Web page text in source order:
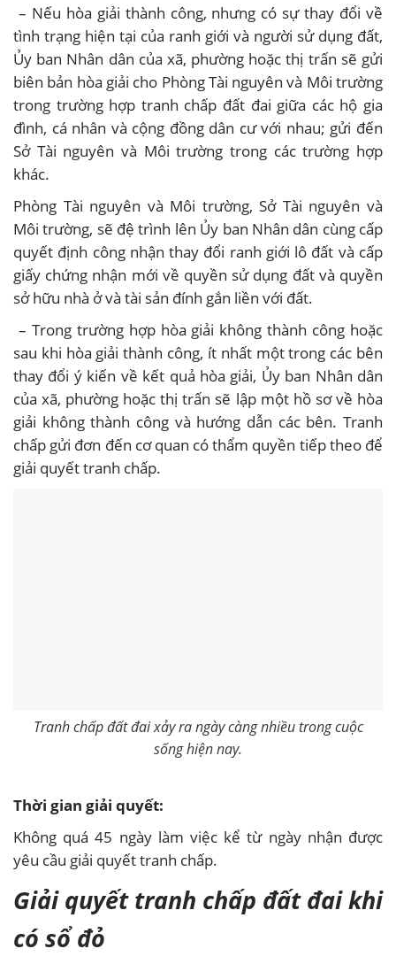
– Nếu hòa giải thành công, nhưng có sự thay đổi về
tình trạng hiện tại của ranh giới và người sử dụng đất,
Ủy ban Nhân dân của xã, phường hoặc thị trấn sẽ gửi
biên bản hòa giải cho Phòng Tài nguyên và Môi trường
trong trường hợp tranh chấp đất đai giữa các hộ gia
đình, cá nhân và cộng đồng dân cư với nhau; gửi đến
Sở Tài nguyên và Môi trường trong các trường hợp
khác.
Phòng Tài nguyên và Môi trường, Sở Tài nguyên và
Môi trường, sẽ đệ trình lên Ủy ban Nhân dân cùng cấp
quyết định công nhận thay đổi ranh giới lô đất và cấp
giấy chứng nhận mới về quyền sử dụng đất và quyền
sở hữu nhà ở và tài sản đính gắn liền với đất.
– Trong trường hợp hòa giải không thành công hoặc
sau khi hòa giải thành công, ít nhất một trong các bên
thay đổi ý kiến về kết quả hòa giải, Ủy ban Nhân dân
của xã, phường hoặc thị trấn sẽ lập một hồ sơ về hòa
giải không thành công và hướng dẫn các bên. Tranh
chấp gửi đơn đến cơ quan có thẩm quyền tiếp theo để
giải quyết tranh chấp.
Tranh chấp đất đai xảy ra ngày càng nhiều trong cuộc
sống hiện nay.
Thời gian giải quyết:
Không quá 45 ngày làm việc kể từ ngày nhận được
yêu cầu giải quyết tranh chấp.
Giải quyết tranh chấp đất đai khi
có sổ đỏ